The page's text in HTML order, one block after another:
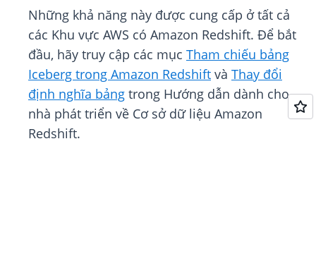
Những khả năng này được cung cấp ở tất cả
các Khu vực AWS có Amazon Redshift. Để bắt
đầu, hãy truy cập các mục Tham chiếu bảng
Iceberg trong Amazon Redshift và Thay đổi
định nghĩa bảng trong Hướng dẫn dành cho
nhà phát triển về Cơ sở dữ liệu Amazon
Redshift.